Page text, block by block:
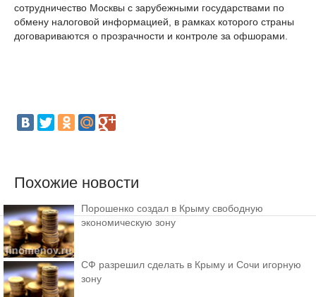
сотрудничество Москвы с зарубежными государствами по
обмену налоговой информацией, в рамках которого страны
договариваются о прозрачности и контроле за офшорами.
Похожие новости
Порошенко создал в Крыму свободную
экономическую зону
СФ разрешил сделать в Крыму и Сочи игорную
зону